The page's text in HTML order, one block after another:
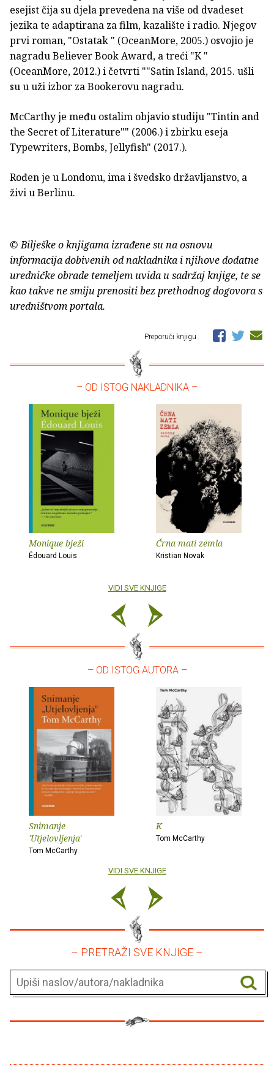
esejist čija su djela prevedena na više od dvadeset
jezika te adaptirana za film, kazalište i radio. Njegov
prvi roman, "Ostatak " (OceanMore, 2005.) osvojio je
nagradu Believer Book Award, a treći "K "
(OceanMore, 2012.) i četvrti ""Satin Island, 2015. ušli
su u uži izbor za Bookerovu nagradu.
McCarthy je među ostalim objavio studiju "Tintin and
the Secret of Literature"" (2006.) i zbirku eseja
Typewriters, Bombs, Jellyfish" (2017.).
Rođen je u Londonu, ima i švedsko državljanstvo, a
živi u Berlinu.
© Bilješke o knjigama izrađene su na osnovu
informacija dobivenih od nakladnika i njihove dodatne
uredničke obrade temeljem uvida u sadržaj knjige, te se
kao takve ne smiju prenositi bez prethodnog dogovora s
uredništvom portala.
Preporuči knjigu
– OD ISTOG NAKLADNIKA –
Monique bježi
Édouard Louis
Črna mati zemla
Kristian Novak
VIDI SVE KNJIGE
– OD ISTOG AUTORA –
Snimanje
'Utjelovljenja'
Tom McCarthy
K
Tom McCarthy
VIDI SVE KNJIGE
– PRETRAŽI SVE KNJIGE –